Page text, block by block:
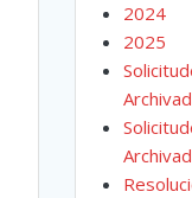
2024
2025